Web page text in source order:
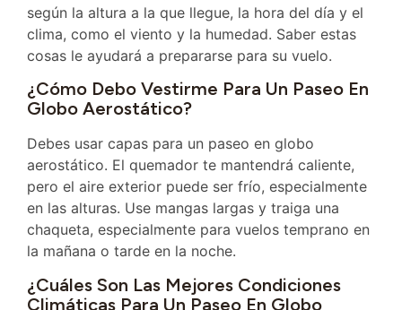
según la altura a la que llegue, la hora del día y el
clima, como el viento y la humedad. Saber estas
cosas le ayudará a prepararse para su vuelo.
¿Cómo Debo Vestirme Para Un Paseo En
Globo Aerostático?
Debes usar capas para un paseo en globo
aerostático. El quemador te mantendrá caliente,
pero el aire exterior puede ser frío, especialmente
en las alturas. Use mangas largas y traiga una
chaqueta, especialmente para vuelos temprano en
la mañana o tarde en la noche.
¿Cuáles Son Las Mejores Condiciones
Climáticas Para Un Paseo En Globo